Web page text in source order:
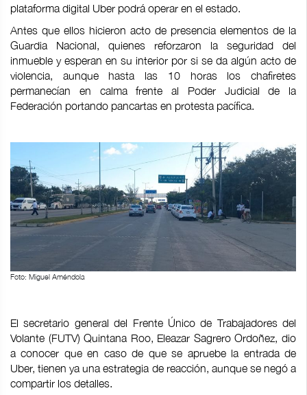
plataforma digital Uber podrá operar en el estado.
Antes que ellos hicieron acto de presencia elementos de la
Guardia Nacional, quienes reforzaron la seguridad del
inmueble y esperan en su interior por si se da algún acto de
violencia, aunque hasta las 10 horas los chafiretes
permanecían en calma frente al Poder Judicial de la
Federación portando pancartas en protesta pacífica.
Foto: Miguel Améndola
El secretario general del Frente Único de Trabajadores del
Volante (FUTV) Quintana Roo, Eleazar Sagrero Ordoñez, dio
a conocer que en caso de que se apruebe la entrada de
Uber, tienen ya una estrategia de reacción, aunque se negó a
compartir los detalles.